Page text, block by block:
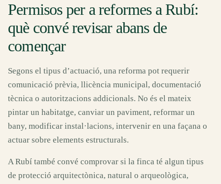
Permisos per a reformes a Rubí:
què convé revisar abans de
començar
Segons el tipus d’actuació, una reforma pot requerir
comunicació prèvia, llicència municipal, documentació
tècnica o autoritzacions addicionals. No és el mateix
pintar un habitatge, canviar un paviment, reformar un
bany, modificar instal·lacions, intervenir en una façana o
actuar sobre elements estructurals.
A Rubí també convé comprovar si la finca té algun tipus
de protecció arquitectònica, natural o arqueològica,